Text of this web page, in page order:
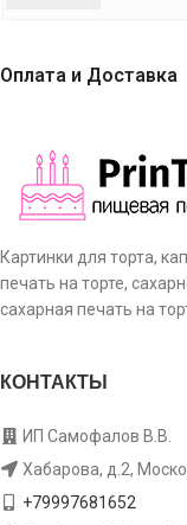
Оплата и Доставка
Картинки для торта,
печать на торте,
сахарная печать на
КОНТАКТЫ
ИП Самофалов В.В.
Хабарова, д.2,
+79997681652